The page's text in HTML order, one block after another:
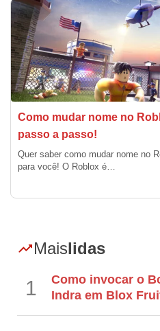
Como mudar nome no
passo a passo!
Quer saber como mudar nome no
para você! O Roblox é…
Maislidas
1
Como invocar o
Indra em Blox